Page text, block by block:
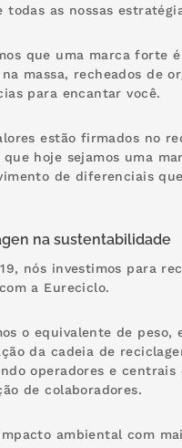
todas as nossas
que uma marca forte
na massa, recheados de
para encantar você.
estão firmados no
hoje sejamos uma
de diferenciais
na sustentabilidade
nós investimos para
a Eureciclo.
o equivalente de
da cadeia de
operadores e
de colaboradores.
ambiental com